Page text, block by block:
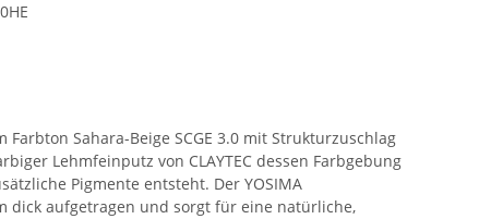
Farbton Sahara-Beige SCGE 3.0 mit Strukturzuschlag
Lehmfeinputz von CLAYTEC dessen Farbgebung
Pigmente entsteht. Der YOSIMA
dick aufgetragen und sorgt für eine natürliche,